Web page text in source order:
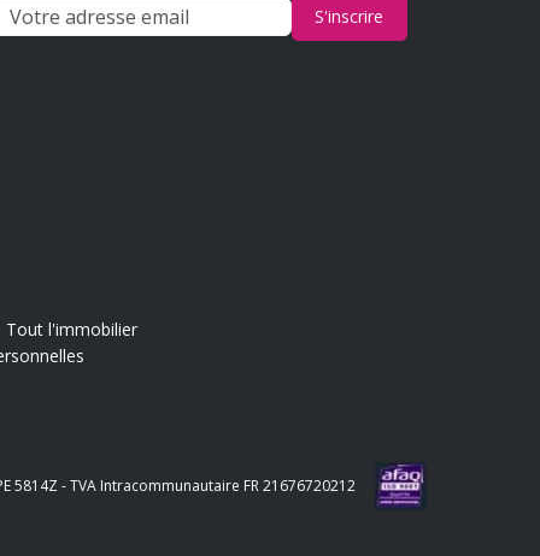
S'inscrire
Tout l'immobilier
5814Z - TVA Intracommunautaire FR 21676720212